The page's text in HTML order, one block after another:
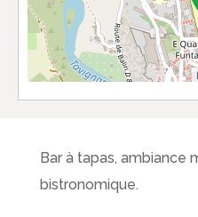
Bar à tapas, ambiance
bistronomique.